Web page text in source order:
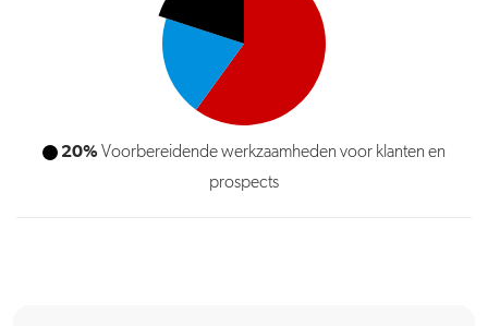
60%Verkoop-en adviesgesprekken bij klanten